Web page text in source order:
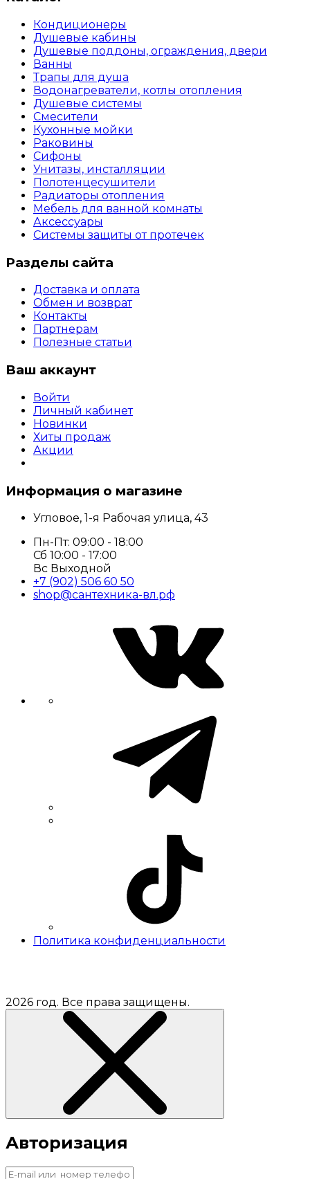
Кондиционеры
Душевые кабины
Душевые поддоны, ограждения, двери
Ванны
Трапы для душа
Водонагреватели, котлы отопления
Душевые системы
Смесители
Кухонные мойки
Раковины
Сифоны
Унитазы, инсталляции
Полотенцесушители
Радиаторы отопления
Мебель для ванной комнаты
Аксессуары
Системы защиты от протечек
Разделы сайта
Доставка и оплата
Обмен и возврат
Контакты
Партнерам
Полезные статьи
Ваш аккаунт
Войти
Личный кабинет
Новинки
Хиты продаж
Акции
Информация о магазине
Угловое, 1-я Рабочая улица, 43
Пн-Пт: 09:00 - 18:00
Сб 10:00 - 17:00
Вс Выходной
+7 (902) 506 60 50
shop@сантехника-вл.рф
Политика конфиденциальности
2026 год. Все права защищены.
Авторизация